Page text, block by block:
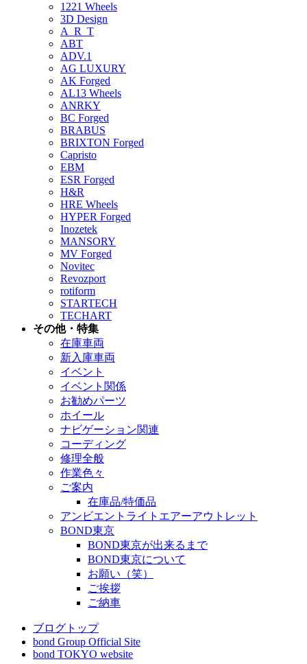
1221 Wheels
3D Design
A_R_T
ABT
ADV.1
AG LUXURY
AK Forged
AL13 Wheels
ANRKY
BC Forged
BRABUS
BRIXTON Forged
Capristo
EBM
ESR Forged
H&R
HRE Wheels
HYPER Forged
Inozetek
MANSORY
MV Forged
Novitec
Revozport
rotiform
STARTECH
TECHART
その他・特集
在庫車両
新入庫車両
イベント
イベント関係
お勧めパーツ
ホイール
ナビゲーション関連
コーディング
修理全般
作業色々
ご案内
在庫品/特価品
アンビエントライトエアーアウトレット
BOND東京
BOND東京が出来るまで
BOND東京について
お願い（笑）
ご挨拶
ご納車
ブログトップ
bond Group Official Site
bond TOKYO website